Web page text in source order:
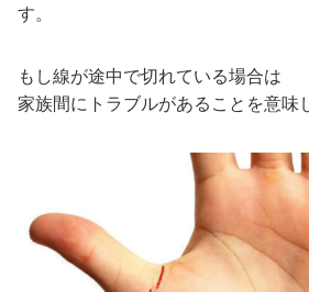
す。
もし線が途中で切れている場合は
家族間にトラブルがあることを意味